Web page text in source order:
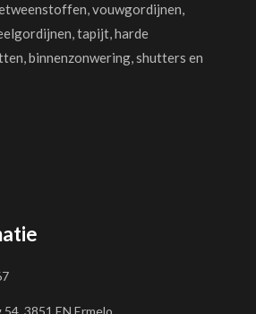
vouwgordijnen,
tapijt, harde
binnenzonwering, shutters en
3851 EN Ermelo